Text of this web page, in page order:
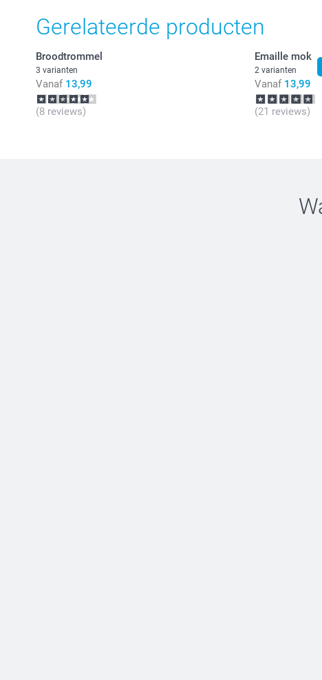
Gerelateerde producten
Broodtrommel
3 varianten
Vanaf 13,99
(8 reviews)
Emaille mok
2 varianten
Vanaf 13,99
(21 reviews)